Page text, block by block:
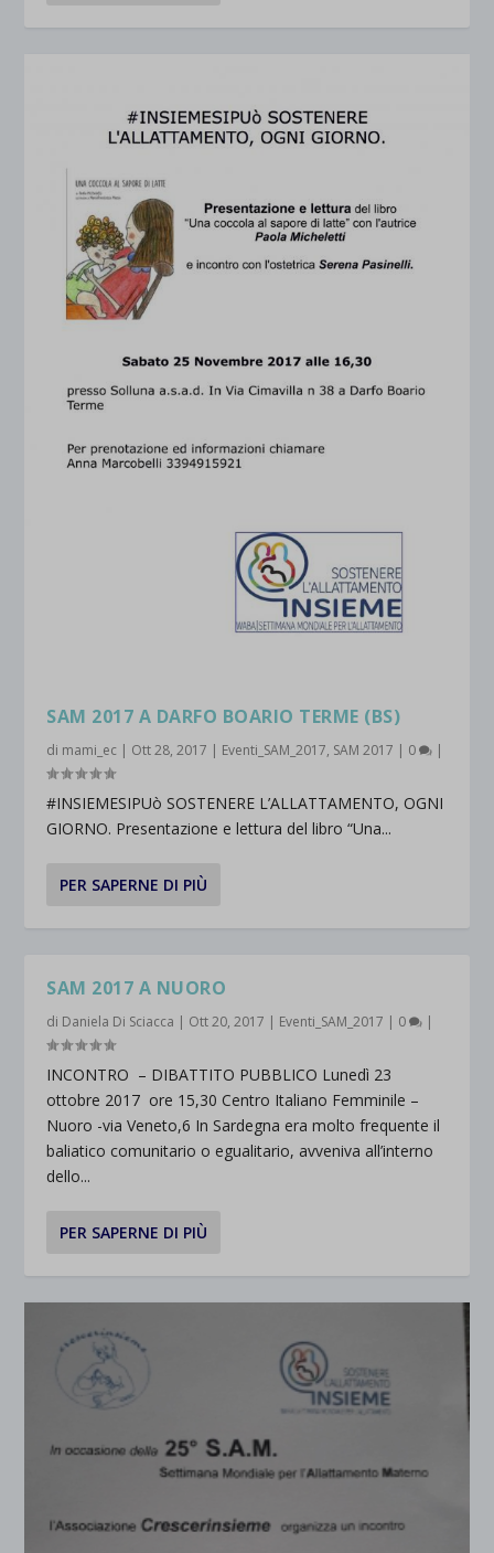
SAM 2017 A DARFO BOARIO TERME (BS)
di mami_ec | Ott 28, 2017 | Eventi_SAM_2017, SAM 2017 | 0 |
#INSIEMESIPUò SOSTENERE L’ALLATTAMENTO, OGNI
GIORNO. Presentazione e lettura del libro “Una...
PER SAPERNE DI PIÙ
SAM 2017 A NUORO
di Daniela Di Sciacca | Ott 20, 2017 | Eventi_SAM_2017 | 0 |
INCONTRO – DIBATTITO PUBBLICO Lunedì 23
ottobre 2017 ore 15,30 Centro Italiano Femminile –
Nuoro -via Veneto,6 In Sardegna era molto frequente il
baliatico comunitario o egualitario, avveniva all’interno
dello...
PER SAPERNE DI PIÙ